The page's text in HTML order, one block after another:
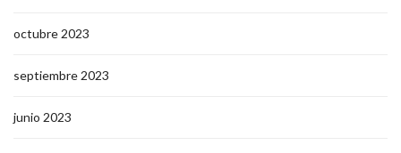
octubre 2023
septiembre 2023
junio 2023